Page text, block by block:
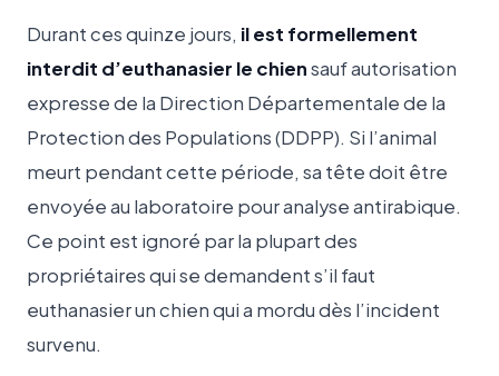
Durant ces quinze jours, il est formellement
interdit d’euthanasier le chiensauf autorisation
expresse de la Direction Départementale de la
Protection des Populations (DDPP). Si l’animal
meurt pendant cette période, sa tête doit être
envoyée au laboratoire pour analyse antirabique.
Ce point est ignoré par la plupart des
propriétaires qui se demandent s’il faut
euthanasier un chien qui a mordu dès l’incident
survenu.